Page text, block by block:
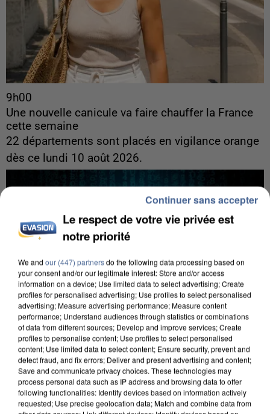
9h00
Une nouvelle canicule va faire chauffer la France
cette semaine
22 départements sont placés en vigilance orange
dès ce lundi 10 août 2026.
7 août 2026
Les données de 300 000 clients dérobées à
Intermarché après une...
Le respect de votre vie privée est
notre priorité
We and our (447) partnersdo the following data processing based on
your consent and/or our legitimate interest: Store and/or access
information on a device; Use limited data to select advertising; Create
profiles for personalised advertising; Use profiles to select personalised
advertising; Measure advertising performance; Measure content
performance; Understand audiences through statistics or combinations
of data from different sources; Develop and improve services; Create
profiles to personalise content; Use profiles to select personalised
content; Use limited data to select content; Ensure security, prevent and
detect fraud, and fix errors; Deliver and present advertising and content;
Save and communicate privacy choices. These technologies may
process personal data such as IP address and browsing data to offer
following functionalities: Identify devices based on information actively
requested; Use precise geolocation data; Match and combine data from
Continuer sans accepter